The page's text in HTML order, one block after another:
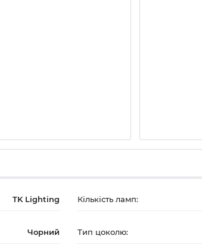
TK Lighting Кількість ламп:
Чорний Тип цоколю: